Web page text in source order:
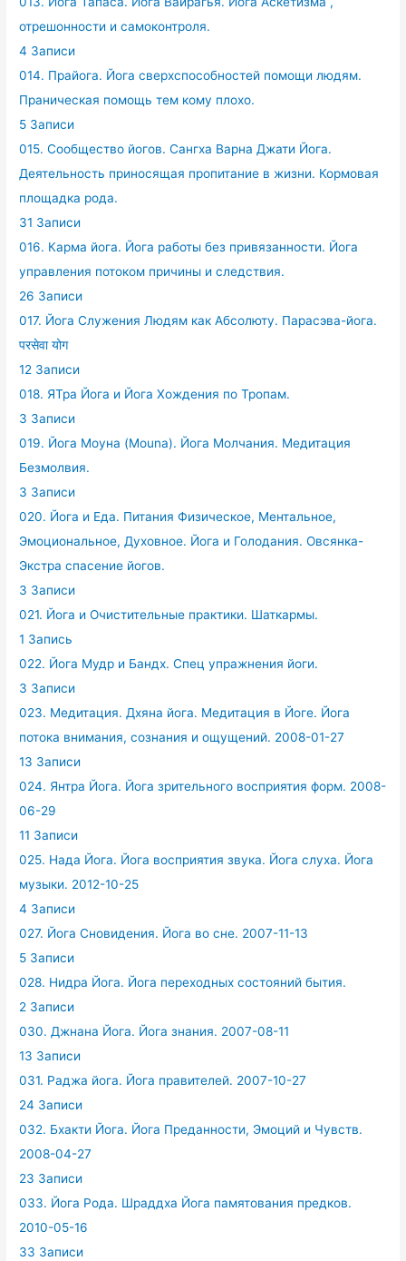
отрешонности и самоконтроля.
4 Записи
014. Прайога. Йога сверхспособностей помощи людям.
Праническая помощь тем кому плохо.
5 Записи
015. Сообщество йогов. Сангха Варна Джати Йога.
Деятельность приносящая пропитание в жизни. Кормовая
площадка рода.
31 Записи
016. Карма йога. Йога работы без привязанности. Йога
управления потоком причины и следствия.
26 Записи
017. Йога Служения Людям как Абсолюту. Парасэва-йога.
परसेवा योग
12 Записи
018. ЯТра Йога и Йога Хождения по Тропам.
3 Записи
019. Йога Моуна (Mouna). Йога Молчания. Медитация
Безмолвия.
3 Записи
020. Йога и Еда. Питания Физическое, Ментальное,
Эмоциональное, Духовное. Йога и Голодания. Овсянка-
Экстра спасение йогов.
3 Записи
021. Йога и Очистительные практики. Шаткармы.
1 Запись
022. Йога Мудр и Бандх. Спец упражнения йоги.
3 Записи
023. Медитация. Дхяна йога. Медитация в Йоге. Йога
потока внимания, сознания и ощущений. 2008-01-27
13 Записи
024. Янтра Йога. Йога зрительного восприятия форм. 2008-
06-29
11 Записи
025. Нада Йога. Йога восприятия звука. Йога слуха. Йога
музыки. 2012-10-25
4 Записи
027. Йога Сновидения. Йога во сне. 2007-11-13
5 Записи
028. Нидра Йога. Йога переходных состояний бытия.
2 Записи
030. Джнана Йога. Йога знания. 2007-08-11
13 Записи
031. Раджа йога. Йога правителей. 2007-10-27
24 Записи
032. Бхакти Йога. Йога Преданности, Эмоций и Чувств.
2008-04-27
23 Записи
033. Йога Рода. Шраддха Йога памятования предков.
2010-05-16
33 Записи